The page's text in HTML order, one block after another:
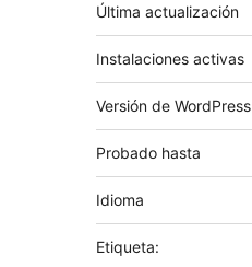
Última actualización
Instalaciones activas
Versión de WordPress
Probado hasta
Idioma
Etiqueta: